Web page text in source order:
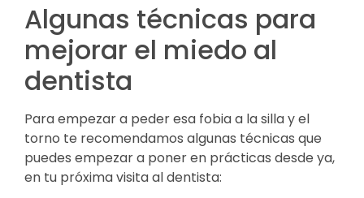
Algunas técnicas para
mejorar el miedo al
dentista
Para empezar a peder esa fobia a la silla y el
torno te recomendamos algunas técnicas que
puedes empezar a poner en prácticas desde ya,
en tu próxima visita al dentista: